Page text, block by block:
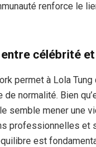
renforce le
entre célébrité
permet à Lola
de normalité. Bien
semble mener une
professionnelles et
est